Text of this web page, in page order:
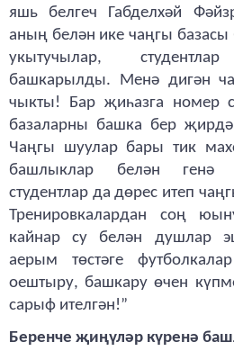
яшь белгеч Габделхәй
аның белән ике чаңгы
укытучылар,
башкарылды. Менә дигән
чыкты! Бар җиһазга номер
базаларны башка бер
Чаңгы шуулар бары тик
башлыклар белән генә
студентлар да дөрес итеп
Тренировкалардан соң
кайнар су белән душлар
аерым төстәге
оештыру, башкару өчен
сарыф ителгән!”
Беренче җиңүләр күренә